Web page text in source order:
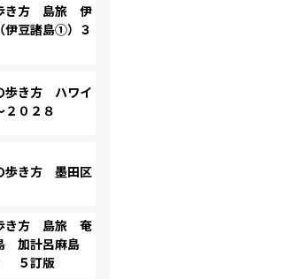
き方 島旅 伊
豆諸島①）３
歩き方 ハワイ
０２８
歩き方 墨田区
き方 島旅 奄
加計呂麻島
５訂版